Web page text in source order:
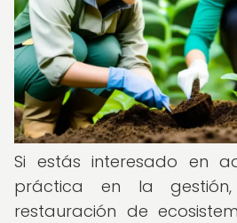
Si estás interesado en
práctica en la
restauración de